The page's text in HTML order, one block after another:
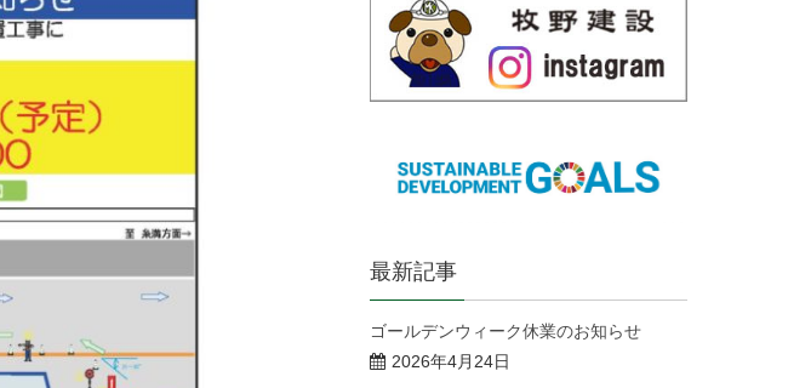
最新記事
ゴールデンウィーク休業のお知らせ
2026年4月24日